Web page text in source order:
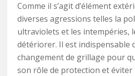
Comme il s’agit d’élément
diverses agressions telles la
ultraviolets et les intempéries,
détériorer. Il est indispensable
changement de grillage pour
son rôle de protection et